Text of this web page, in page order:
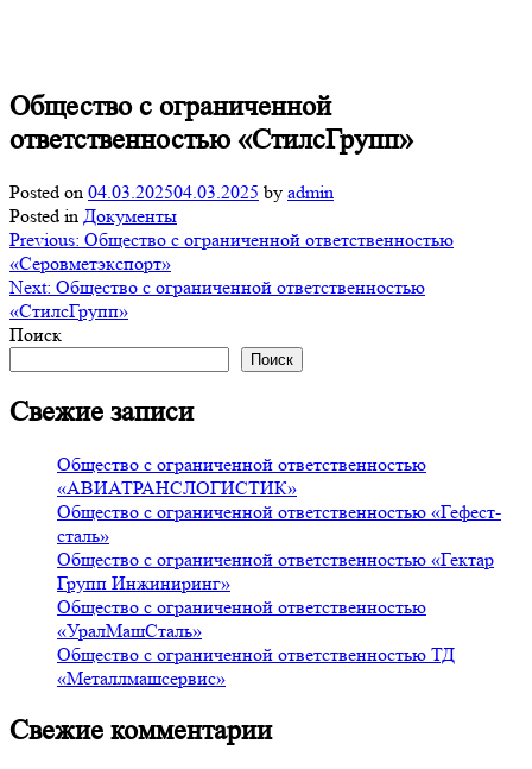
Общество с ограниченной
ответственностью «СтилсГрупп»
Posted on 04.03.202504.03.2025 by admin
Posted in Документы
Навигация
по
записям
Previous: Общество с ограниченной ответственностью
«Серовметэкспорт»
Next: Общество с ограниченной ответственностью
«СтилсГрупп»
Поиск
Поиск
Свежие записи
Общество с ограниченной ответственностью
«АВИАТРАНСЛОГИСТИК»
Общество с ограниченной ответственностью «Гефест-
сталь»
Общество с ограниченной ответственностью «Гектар
Групп Инжиниринг»
Общество с ограниченной ответственностью
«УралМашСталь»
Общество с ограниченной ответственностью ТД
«Металлмашсервис»
Свежие комментарии